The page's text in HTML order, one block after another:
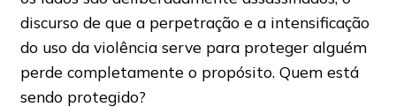
discurso de que a perpetração e a intensificação
do uso da violência serve para proteger alguém
perde completamente o propósito. Quem está
sendo protegido?